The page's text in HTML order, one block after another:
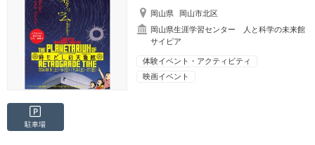
岡山県
岡山市北区
岡山県生涯学習センター 人と科学の未来館
サイピア
体験イベント・アクティビティ
映画イベント
駐車場